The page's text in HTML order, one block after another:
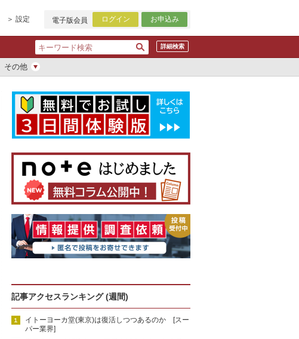
設定 電子版会員 ログイン お申込み
詳細検索
その他
記事アクセスランキング (週間)
イトーヨーカ堂(東京)は復活しつつあるのか [スー
パー業界]